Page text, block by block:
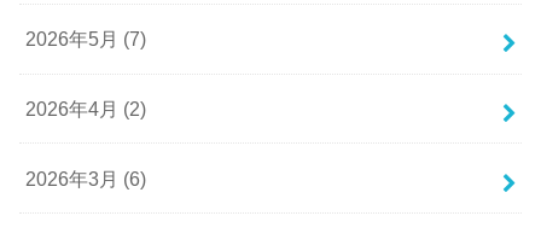
2026年5月 (7)
2026年4月 (2)
2026年3月 (6)